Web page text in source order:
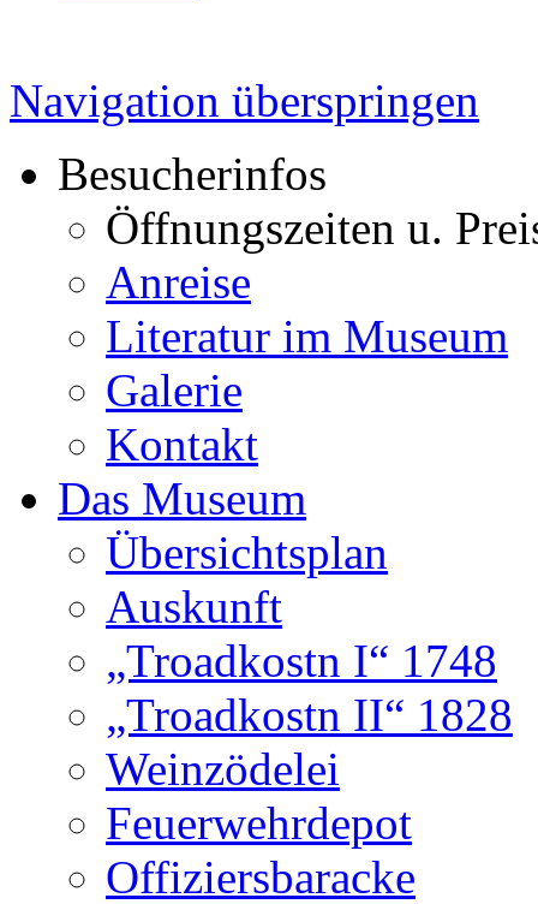
Navigation überspringen
Besucherinfos
Öffnungszeiten u.
Anreise
Literatur im Museum
Galerie
Kontakt
Das Museum
Übersichtsplan
Auskunft
„Troadkostn I“ 1748
„Troadkostn II“ 1828
Weinzödelei
Feuerwehrdepot
Offiziersbaracke